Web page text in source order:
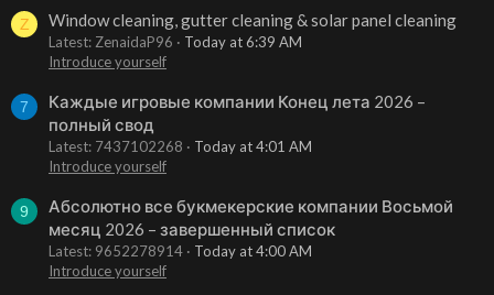
Z Window cleaning, gutter cleaning & solar panel cleaning
Latest: ZenaidaP96
Today at 6:39 AM
Introduce yourself
7
Каждые игровые компании Конец лета 2026 –
полный свод
Latest: 7437102268
Today at 4:01 AM
Introduce yourself
9
Абсолютно все букмекерские компании Восьмой
месяц 2026 – завершенный список
Latest: 9652278914
Today at 4:00 AM
Introduce yourself